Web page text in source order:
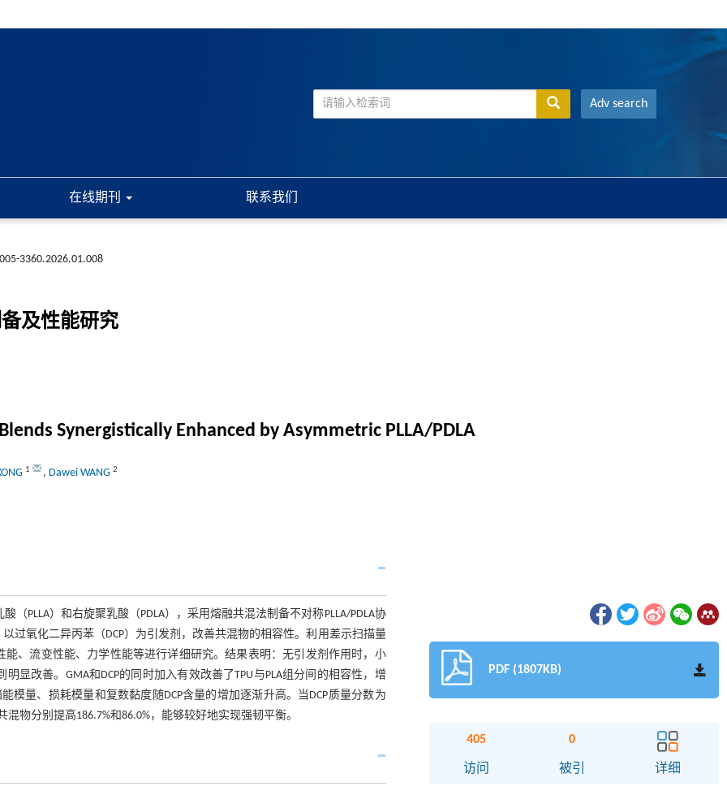
Adv search
在线期刊 联系我们
3360.2026.01.008
备及性能研究
Synergistically Enhanced by Asymmetric PLLA/PDLA
1 , Dawei WANG 2
PLLA）和右旋聚乳酸（PDLA），采用熔融共混法制备不对称PLLA/PDLA协
过氧化二异丙苯（DCP）为引发剂，改善共混物的相容性。利用差示扫描量
、流变性能、力学性能等进行详细研究。结果表明：无引发剂作用时，小
显改善。GMA和DCP的同时加入有效改善了TPU与PLA组分间的相容性，增
量、损耗模量和复数黏度随DCP含量的增加逐渐升高。当DCP质量分数为
物分别提高186.7%和86.0%，能够较好地实现强韧平衡。
PDF (1807KB)
405
访问
0
被引 详细